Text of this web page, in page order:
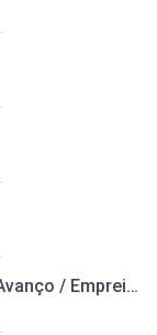
Pout-Pourri- Em Tempo De Avanço / Empreitada Perigosa / Vara De Marmelo